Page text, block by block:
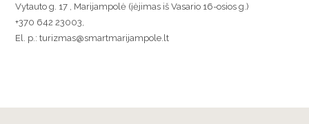
Vytauto g. 17 , Marijampolė (įėjimas iš Vasario 16-osios g.)
+370 642 23003,
El. p.: turizmas@smartmarijampole.lt